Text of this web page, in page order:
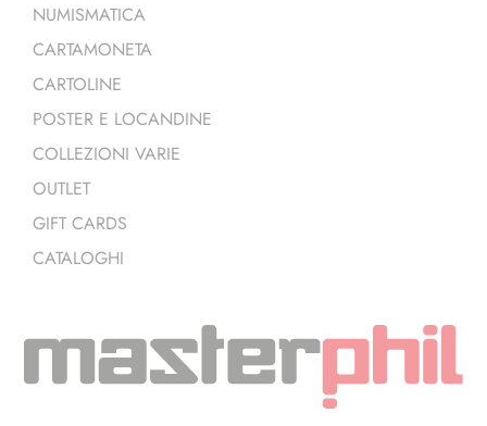
NUMISMATICA
CARTAMONETA
CARTOLINE
POSTER E LOCANDINE
COLLEZIONI VARIE
OUTLET
GIFT CARDS
CATALOGHI